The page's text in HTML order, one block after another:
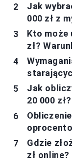
Jak
000 zł z
Kto może
zł?
Jak
20 000
Gdzie
zł